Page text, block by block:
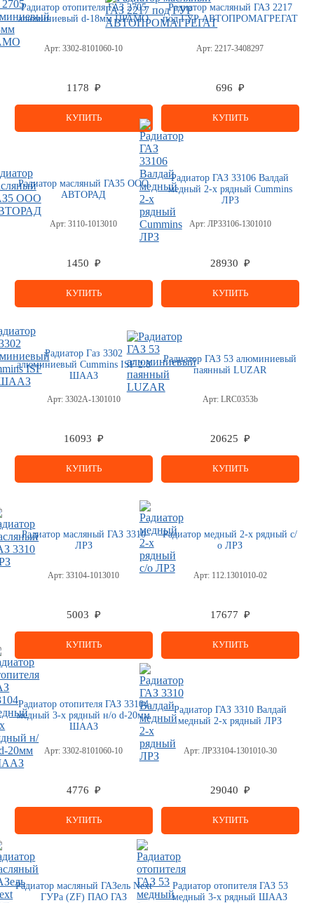
Радиатор отопителя ГАЗ 2705
алюминиевый d-18мм ПРАМО
Арт: 3302-8101060-10
1178 ₽
КУПИТЬ
Радиатор масляный ГАЗ 2217
под ГУР АВТОПРОМАГРЕГАТ
Арт: 2217-3408297
696 ₽
КУПИТЬ
Радиатор масляный ГАЗ5 ООО
АВТОРАД
Арт: 3110-1013010
1450 ₽
КУПИТЬ
Радиатор ГАЗ 33106 Валдай
медный 2-х рядный Cummins
ЛРЗ
Арт:ЛР33106-1301010
28930 ₽
КУПИТЬ
Радиатор Газ 3302
алюминиевый Cummins ISF 2.8
ШААЗ
Арт:3302А-1301010
16093 ₽
КУПИТЬ
Радиатор ГАЗ 53 алюминиевый
паянный LUZAR
Арт:LRC0353b
20625 ₽
КУПИТЬ
Радиатор масляный ГАЗ 3310
ЛРЗ
Арт: 33104-1013010
5003 ₽
КУПИТЬ
Радиатор медный 2-х рядный с/
о ЛРЗ
Арт:112.1301010-02
17677 ₽
КУПИТЬ
Радиатор отопителя ГАЗ 33104
медный 3-х рядный н/о d-20мм
ШААЗ
Арт: 3302-8101060-10
4776 ₽
КУПИТЬ
Радиатор ГАЗ 3310 Валдай
медный 2-х рядный ЛРЗ
Арт:ЛР33104-1301010-30
29040 ₽
КУПИТЬ
Радиатор масляный ГАЗель Next
ГУРа (ZF) ПАО ГАЗ
Радиатор отопителя ГАЗ 53
медный 3-х рядный ШААЗ